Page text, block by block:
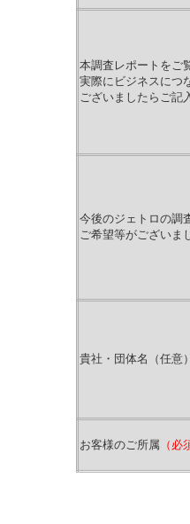
本調査レポートをご
実際にビジネスにつ
ございましたらご記
今後のジェトロの調
ご希望等がございま
貴社・団体名（任意）
お客様のご所属 （必